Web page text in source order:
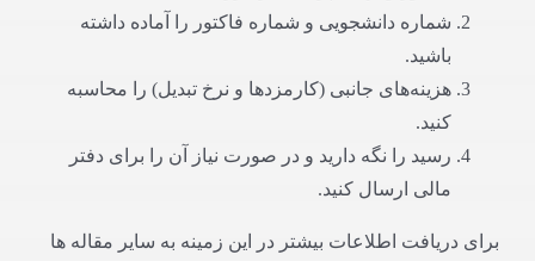
شماره دانشجویی و شماره فاکتور را آماده داشته
باشید.
هزینه‌های جانبی (کارمزدها و نرخ تبدیل) را محاسبه
کنید.
رسید را نگه دارید و در صورت نیاز آن را برای دفتر
مالی ارسال کنید.
برای دریافت اطلاعات بیشتر در این زمینه به سایر مقاله ها